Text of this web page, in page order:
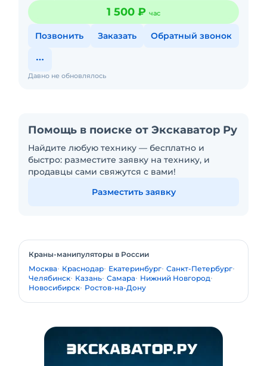
1 500 ₽ час
Позвонить Заказать Обратный звонок
Давно не обновлялось
Помощь в поиске от Экскаватор Ру
Найдите любую технику — бесплатно и
быстро: разместите заявку на технику, и
продавцы сами свяжутся с вами!
Разместить заявку
Краны-манипуляторы в России
Москва Краснодар Екатеринбург Санкт-Петербург
Челябинск Казань Самара Нижний Новгород
Новосибирск Ростов-на-Дону